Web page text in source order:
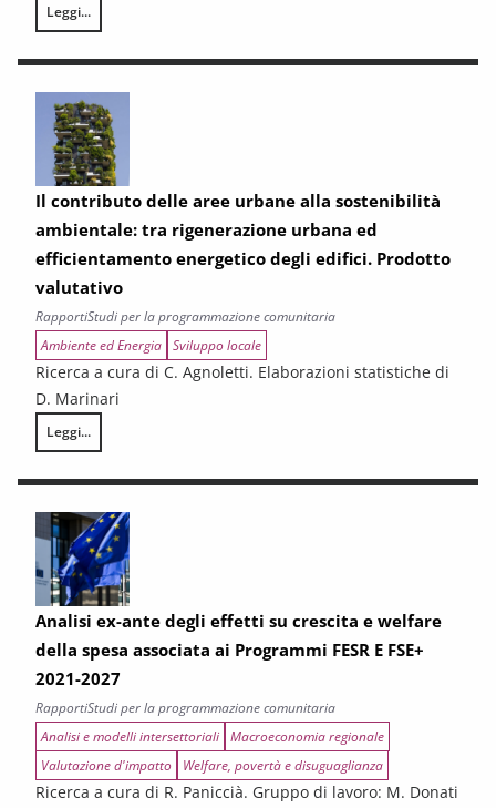
Leggi...
Analisi valutativa della strategia per le aree interne del ciclo di
Il contributo delle aree urbane alla sostenibilità
ambientale: tra rigenerazione urbana ed
efficientamento energetico degli edifici. Prodotto
valutativo
RapportiStudi per la programmazione comunitaria
Ambiente ed Energia Sviluppo locale
Ricerca a cura di C. Agnoletti. Elaborazioni statistiche di
D. Marinari
Leggi...
Il contributo delle aree urbane alla sostenibilità ambientale: tra
Analisi ex-ante degli effetti su crescita e welfare
della spesa associata ai Programmi FESR E FSE+
2021-2027
RapportiStudi per la programmazione comunitaria
Analisi e modelli intersettoriali Macroeconomia regionale
Valutazione d'impatto
Welfare, povertà e disuguaglianza
Ricerca a cura di R. Paniccià. Gruppo di lavoro: M. Donati